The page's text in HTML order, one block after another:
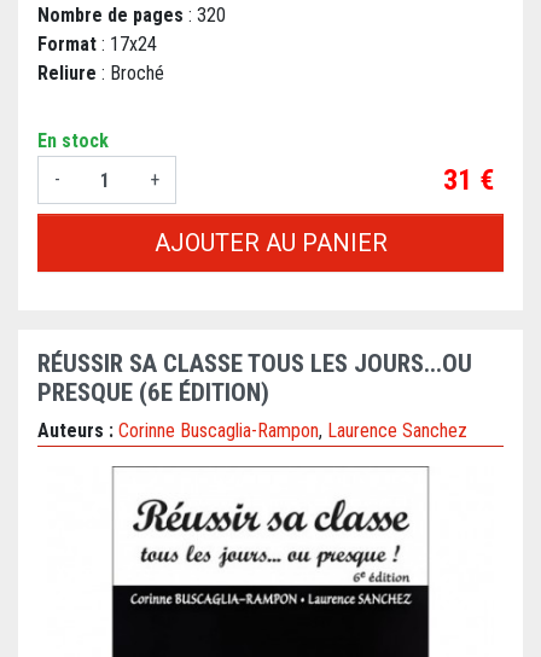
Nombre de pages : 320
Format : 17x24
Reliure : Broché
En stock
-
+ Prix
31 €
AJOUTER AU PANIER
RÉUSSIR SA CLASSE TOUS LES JOURS...OU
PRESQUE (6E ÉDITION)
Auteurs : Corinne Buscaglia-Rampon, Laurence Sanchez